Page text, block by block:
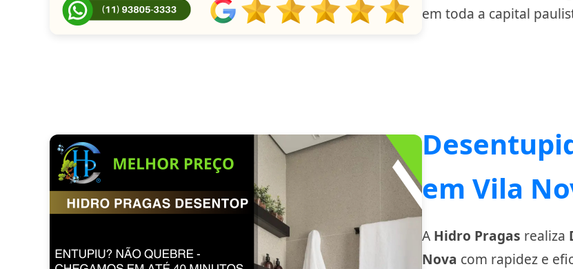
em toda a capital
em Vila
A Hidro Pragas realiza
Nova com rapidez e